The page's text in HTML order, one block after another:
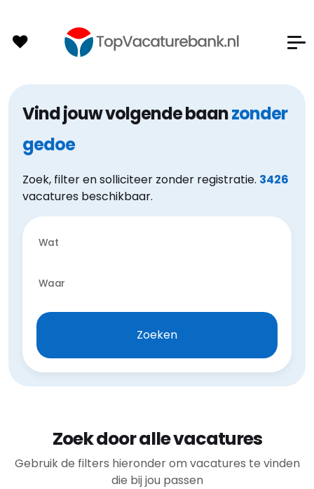
Vind jouw volgende baanzonder
gedoe
Zoek, filter en solliciteer zonder registratie. 3426
vacatures beschikbaar.
Wat
Waar
Zoeken
Zoek door alle vacatures
Gebruik de filters hieronder om vacatures te vinden
die bij jou passen